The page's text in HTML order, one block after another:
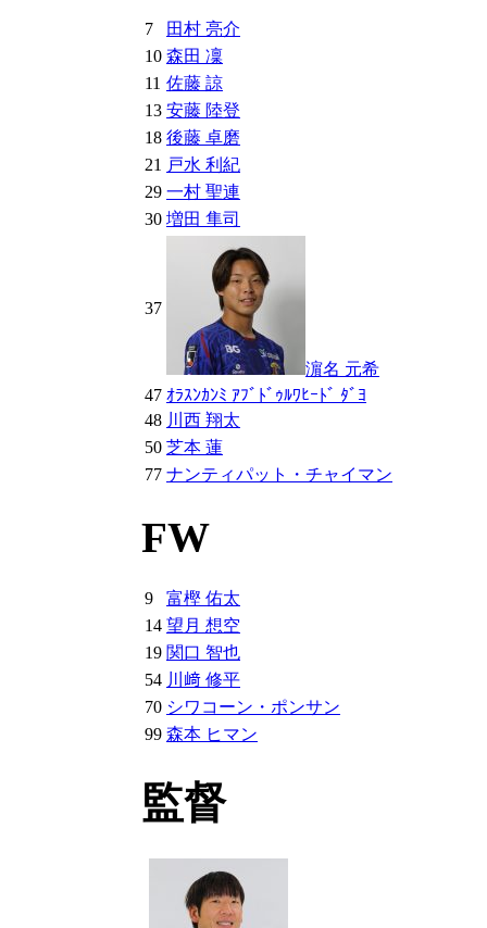
7
田村 亮介
10 森田 凜
11 佐藤 諒
13 安藤 陸登
18 後藤 卓磨
21 戸水 利紀
29 一村 聖連
30 増田 隼司
37
濵名 元希
47 ｵﾗｽﾝｶﾝﾐ ｱﾌﾞﾄﾞｩﾙﾜﾋｰﾄﾞ ﾀﾞﾖ
48 川西 翔太
50 芝本 蓮
77 ナンティパット・チャイマン
FW
9
富樫 佑太
14 望月 想空
19 関口 智也
54 川﨑 修平
70 シワコーン・ポンサン
99 森本 ヒマン
監督